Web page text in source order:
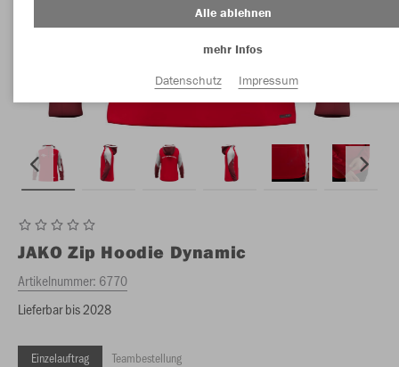
JAKO Zip Hoodie Dynamic
Artikelnummer: 6770
Lieferbar bis 2028
Einzelauftrag Teambestellung
Alle ablehnen
mehr Infos
Datenschutz
Impressum